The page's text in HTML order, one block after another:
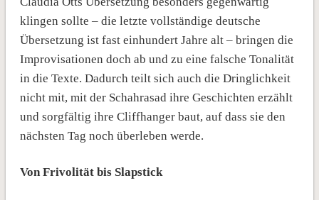
klingen sollte – die letzte vollständige deutsche
Übersetzung ist fast einhundert Jahre alt – bringen die
Improvisationen doch ab und zu eine falsche Tonalität
in die Texte. Dadurch teilt sich auch die Dringlichkeit
nicht mit, mit der Schahrasad ihre Geschichten erzählt
und sorgfältig ihre Cliffhanger baut, auf dass sie den
nächsten Tag noch überleben werde.
Von Frivolität bis Slapstick